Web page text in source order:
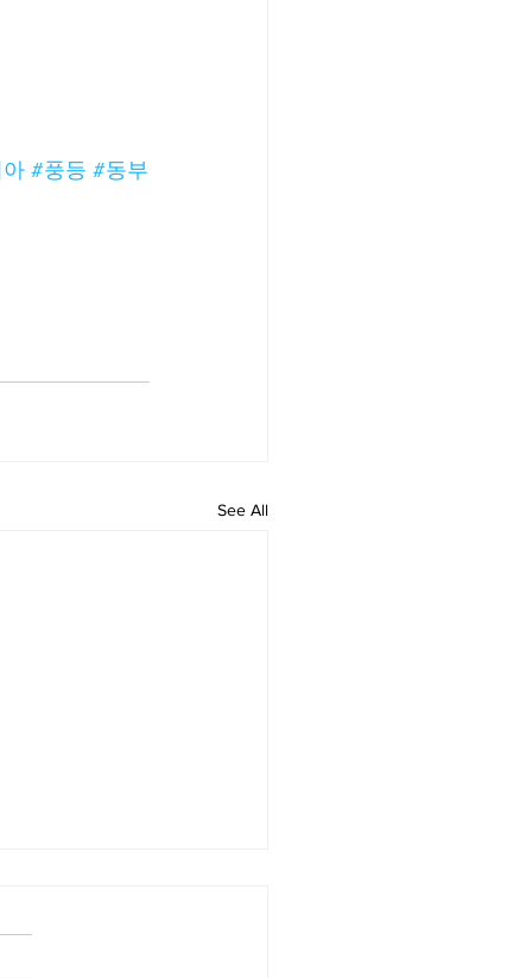
#풍등 #동부
See All